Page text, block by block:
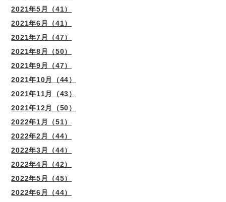
2021年5月（41）
2021年6月（41）
2021年7月（47）
2021年8月（50）
2021年9月（47）
2021年10月（44）
2021年11月（43）
2021年12月（50）
2022年1月（51）
2022年2月（44）
2022年3月（44）
2022年4月（42）
2022年5月（45）
2022年6月（44）